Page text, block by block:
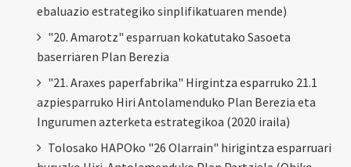
ebaluazio estrategiko sinplifikatuaren mende)
"20. Amarotz" esparruan kokatutako Sasoeta
baserriaren Plan Berezia
"21. Araxes paperfabrika" Hirgintza esparruko 21.1
azpiesparruko Hiri Antolamenduko Plan Berezia eta
Ingurumen azterketa estrategikoa (2020 iraila)
Tolosako HAPOko "26 Olarrain" hirigintza esparruari